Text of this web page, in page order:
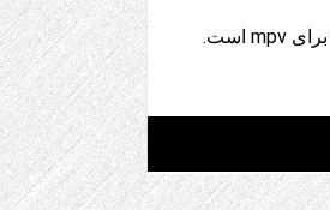
Celluloid (قبلاً GNOME MPV) یک جلوه ساده GTK+ برای mpv است.